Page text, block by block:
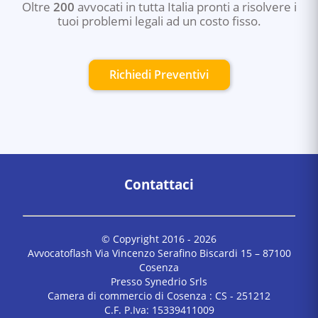
Oltre 200 avvocati in tutta Italia pronti a risolvere i
tuoi problemi legali ad un costo fisso.
Richiedi Preventivi
Contattaci
© Copyright 2016 - 2026
Avvocatoflash Via Vincenzo Serafino Biscardi 15 – 87100
Cosenza
Presso Synedrio Srls
Camera di commercio di Cosenza : CS - 251212
C.F. P.Iva: 15339411009